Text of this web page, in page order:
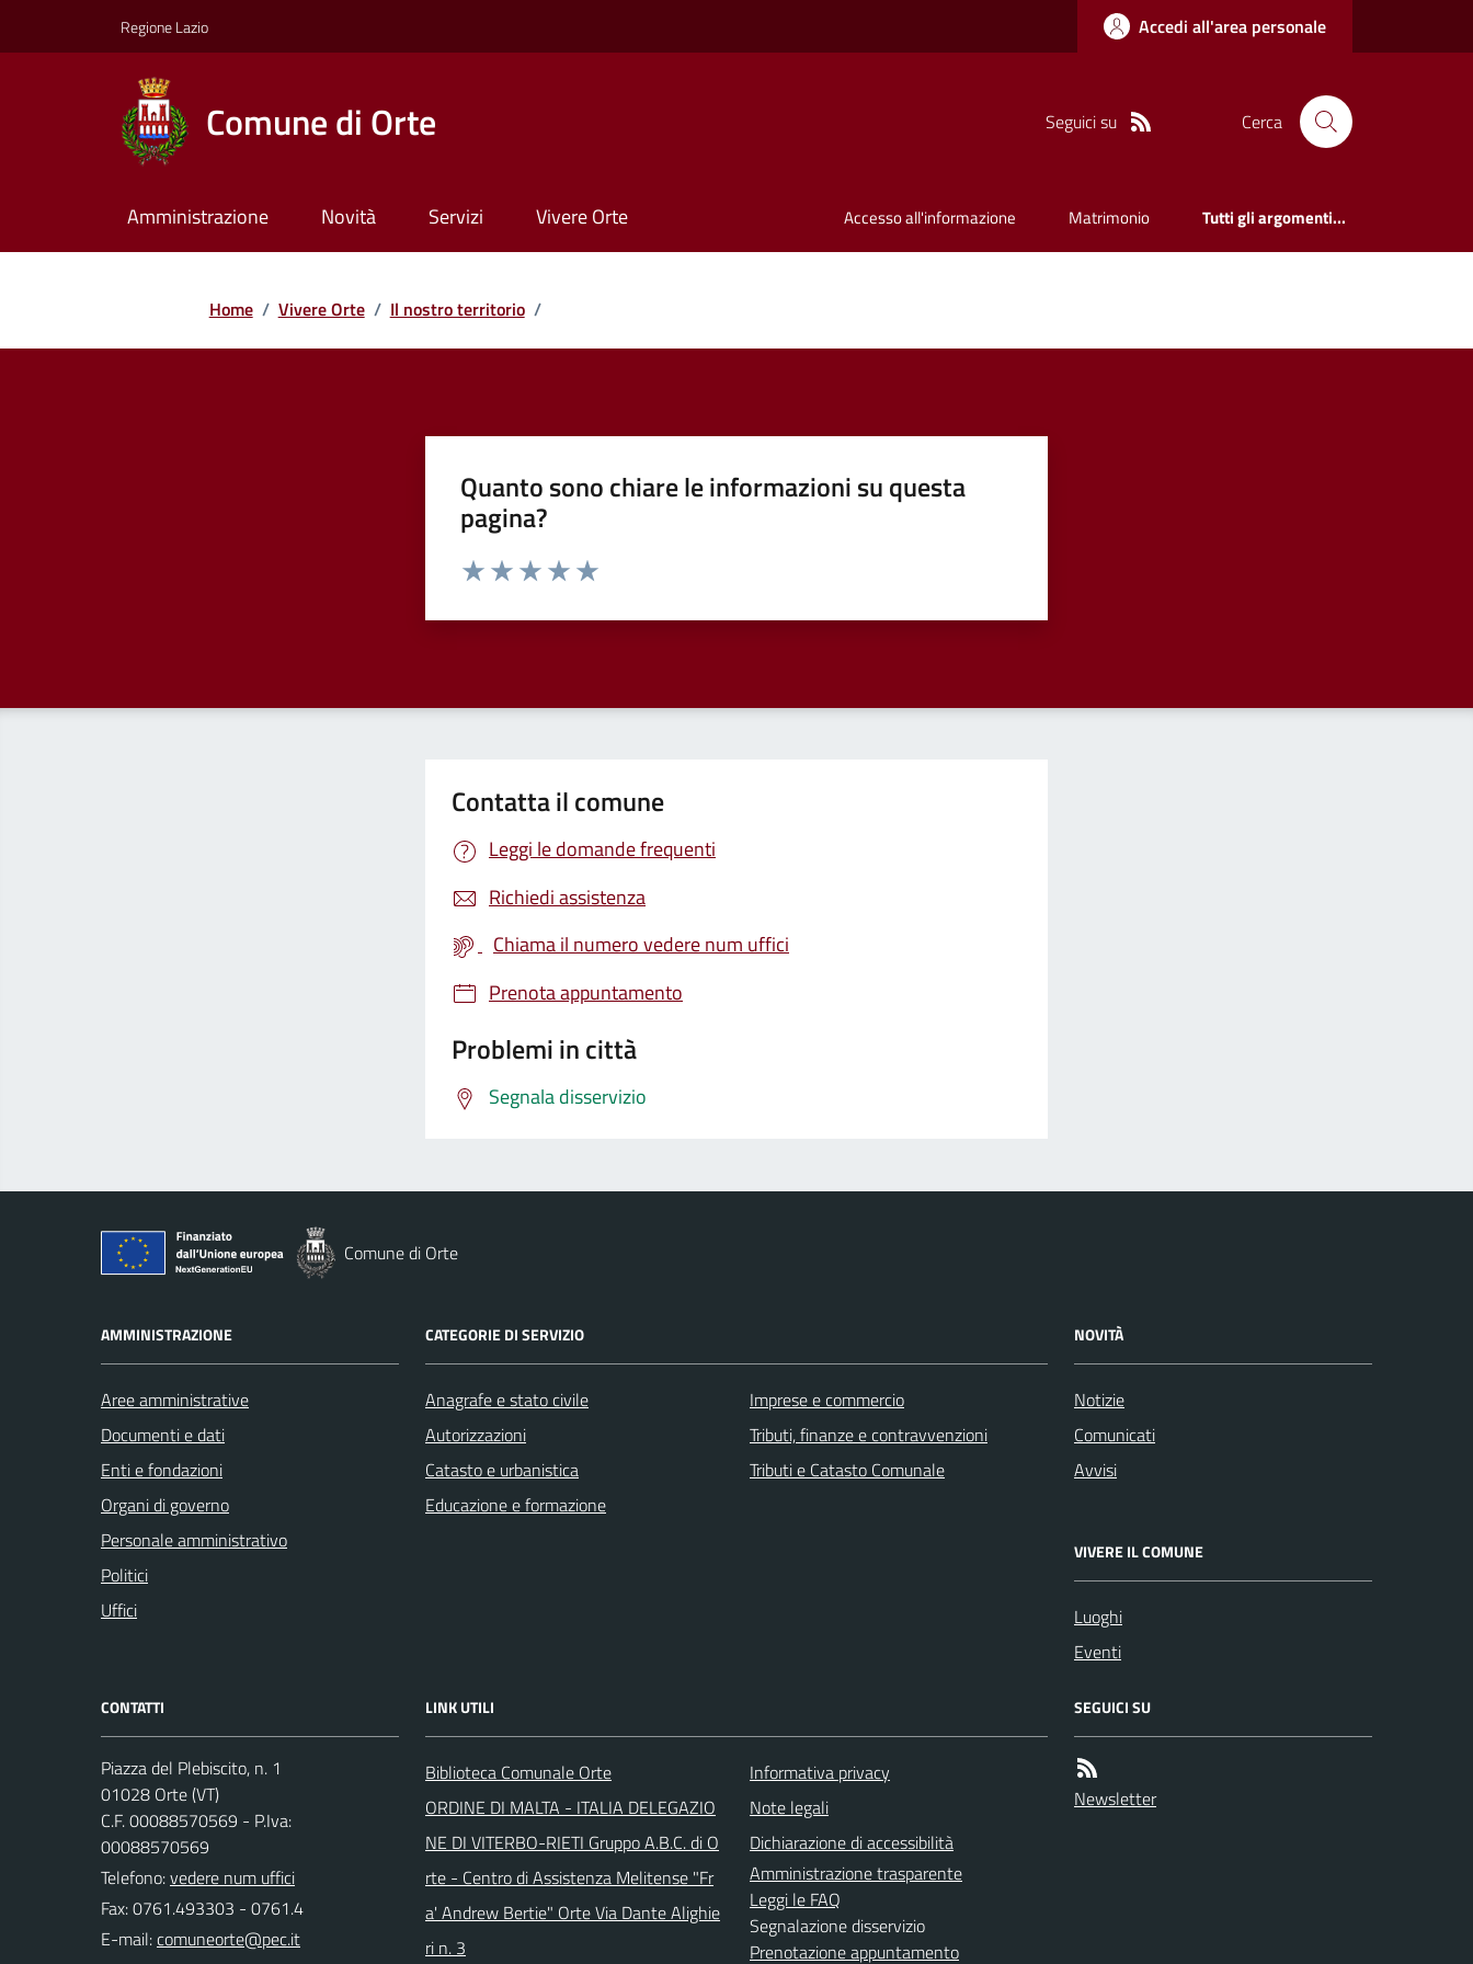
Regione Lazio Accedi all'area personale
Comune di Orte Seguici su Cerca
Amministrazione Novità Servizi Vivere Orte Accesso all'informazione Matrimonio Tutti gli argomenti...
Home / Vivere Orte / Il nostro territorio /
Quanto sono chiare le informazioni su questa
pagina?
Valuta da 1 a 5 stelle la pagina
Contatta il comune
Leggi le domande frequenti
Richiedi assistenza
Chiama il numero vedere num uffici
Prenota appuntamento
Problemi in città
Segnala disservizio
Comune di Orte
AMMINISTRAZIONE
Aree amministrative
Documenti e dati
Enti e fondazioni
Organi di governo
Personale amministrativo
Politici
Uffici
CATEGORIE DI SERVIZIO
Anagrafe e stato civile
Autorizzazioni
Catasto e urbanistica
Educazione e formazione
Imprese e commercio
Tributi, finanze e contravvenzioni
Tributi e Catasto Comunale
NOVITÀ
Notizie
Comunicati
Avvisi
VIVERE IL COMUNE
Luoghi
Eventi
CONTATTI
Piazza del Plebiscito, n. 1
01028 Orte (VT)
C.F. 00088570569 - P.Iva:
00088570569
Telefono:vedere num uffici
Fax: 0761.493303 - 0761.4
E-mail:
LINK UTILI
Biblioteca Comunale Orte
ORDINE DI MALTA - ITALIA DELEGAZIO
NE DI VITERBO-RIETI Gruppo A.B.C. di O
rte - Centro di Assistenza Melitense "Fr
a' Andrew Bertie" Orte Via Dante Alighie
ri n. 3
Informativa privacy
Note legali
Dichiarazione di accessibilità
Amministrazione trasparente
Leggi le FAQ
Segnalazione disservizio
Prenotazione appuntamento
SEGUICI SU
Newsletter